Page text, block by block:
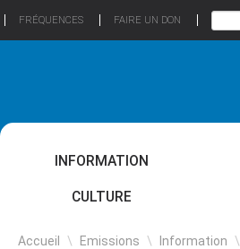
FRÉQUENCES FAIRE UN DON
INFORMATION
CULTURE
Accueil \ Emissions \ Information \